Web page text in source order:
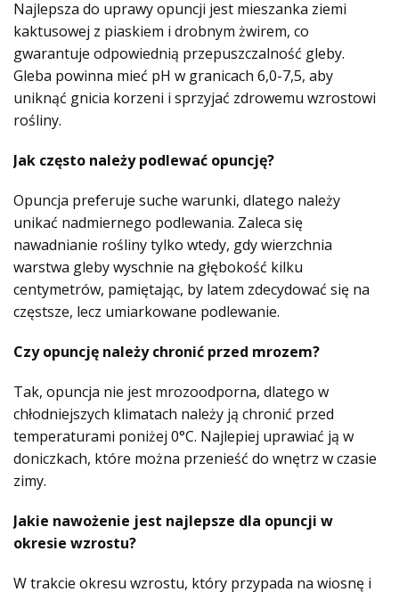
Najlepsza do uprawy opuncji jest mieszanka ziemi
kaktusowej z piaskiem i drobnym żwirem, co
gwarantuje odpowiednią przepuszczalność gleby.
Gleba powinna mieć pH w granicach 6,0-7,5, aby
uniknąć gnicia korzeni i sprzyjać zdrowemu wzrostowi
rośliny.
Jak często należy podlewać opuncję?
Opuncja preferuje suche warunki, dlatego należy
unikać nadmiernego podlewania. Zaleca się
nawadnianie rośliny tylko wtedy, gdy wierzchnia
warstwa gleby wyschnie na głębokość kilku
centymetrów, pamiętając, by latem zdecydować się na
częstsze, lecz umiarkowane podlewanie.
Czy opuncję należy chronić przed mrozem?
Tak, opuncja nie jest mrozoodporna, dlatego w
chłodniejszych klimatach należy ją chronić przed
temperaturami poniżej 0°C. Najlepiej uprawiać ją w
doniczkach, które można przenieść do wnętrz w czasie
zimy.
Jakie nawożenie jest najlepsze dla opuncji w
okresie wzrostu?
W trakcie okresu wzrostu, który przypada na wiosnę i